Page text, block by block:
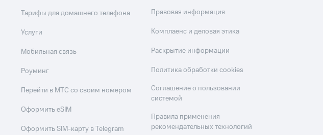
Тарифы для домашнего телефона
Услуги
Мобильная связь
Роуминг
Перейти в МТС со своим номером
Оформить eSIM
Оформить SIM-карту в Telegram
Правовая информация
Комплаенс и деловая этика
Раскрытие информации
Политика обработки cookies
Соглашение о пользовании
системой
Правила применения
рекомендательных технологий